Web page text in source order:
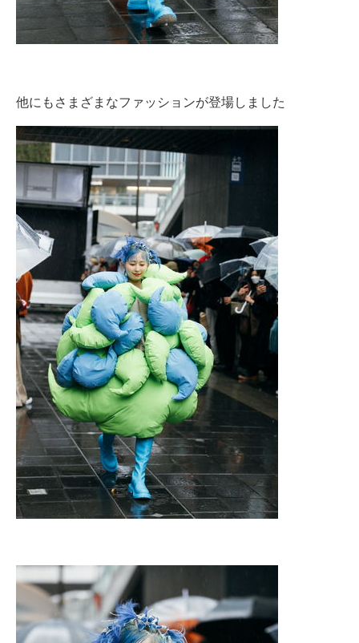
他にもさまざまなファッションが登場しました